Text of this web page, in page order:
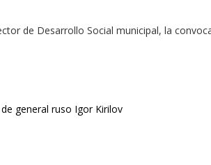
de Desarrollo Social municipal, la
general ruso Igor Kirilov